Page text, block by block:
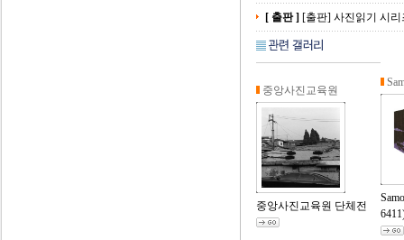
[ 출판 ] [출판] 사진읽기 시
중앙사진교육원
중앙사진교육원 단체전